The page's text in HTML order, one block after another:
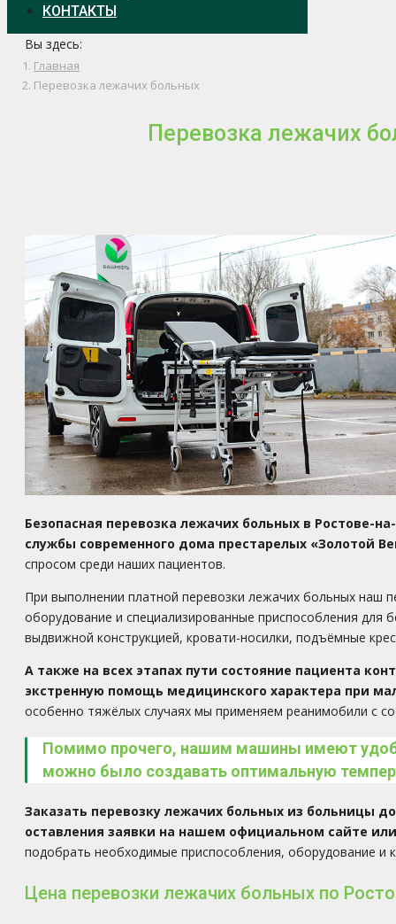
КОНТАКТЫ
Вы здесь:
Главная
Перевозка лежачих больных
Перевозка лежачих
Безопасная перевозка лежачих больных в
службы современного дома престарелых «Золотой
спросом среди наших пациентов.
При выполнении платной перевозки лежачих больных наш
оборудование и специализированные приспособления
выдвижной конструкцией, кровати-носилки, подъёмные
А также на всех этапах пути состояние пациента
экстренную помощь медицинского характера при
особенно тяжёлых случаях мы применяем реанимобили с
Помимо прочего, нашим машины имеют
можно было создавать оптимальную
Заказать перевозку лежачих больных из больницы
оставления заявки на нашем официальном сайте
подобрать необходимые приспособления, оборудование и
Цена перевозки лежачих больных по